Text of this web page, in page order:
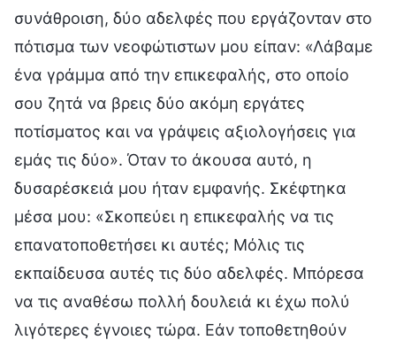
συνάθροιση, δύο αδελφές που εργάζονταν στο
πότισμα των νεοφώτιστων μου είπαν: «Λάβαμε
ένα γράμμα από την επικεφαλής, στο οποίο
σου ζητά να βρεις δύο ακόμη εργάτες
ποτίσματος και να γράψεις αξιολογήσεις για
εμάς τις δύο». Όταν το άκουσα αυτό, η
δυσαρέσκειά μου ήταν εμφανής. Σκέφτηκα
μέσα μου: «Σκοπεύει η επικεφαλής να τις
επανατοποθετήσει κι αυτές; Μόλις τις
εκπαίδευσα αυτές τις δύο αδελφές. Μπόρεσα
να τις αναθέσω πολλή δουλειά κι έχω πολύ
λιγότερες έγνοιες τώρα. Εάν τοποθετηθούν